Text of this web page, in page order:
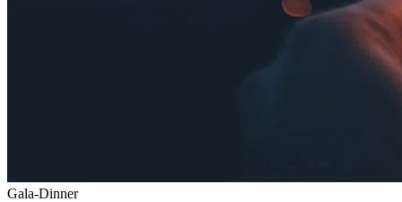
Gala-Dinner